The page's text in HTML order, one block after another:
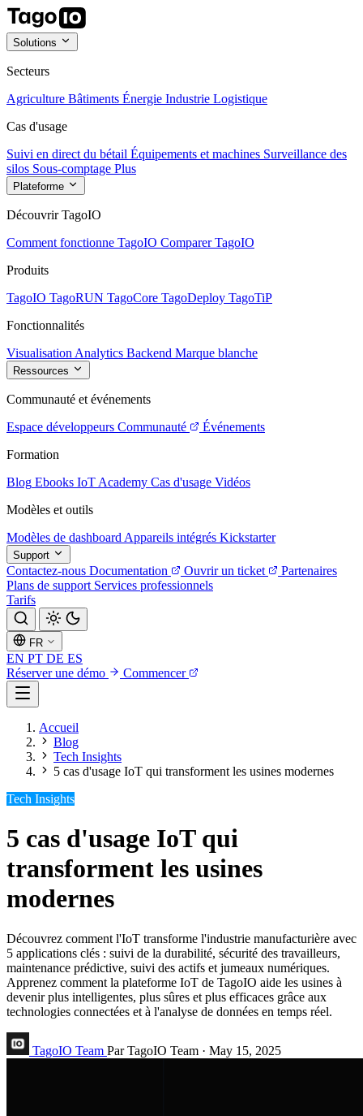
Solutions
Secteurs
Agriculture Bâtiments Énergie Industrie Logistique
Cas d'usage
Suivi en direct du bétail Équipements et machines Surveillance des
silos Sous-comptage Plus
Plateforme
Découvrir TagoIO
Comment fonctionne TagoIO Comparer TagoIO
Produits
TagoIO TagoRUN TagoCore TagoDeploy TagoTiP
Fonctionnalités
Visualisation Analytics Backend Marque blanche
Ressources
Communauté et événements
Espace développeurs Communauté
Événements
Formation
Blog Ebooks IoT Academy Cas d'usage Vidéos
Modèles et outils
Modèles de dashboard Appareils intégrés Kickstarter
Support
Contactez-nous Documentation Ouvrir un ticket
Partenaires
Plans de support Services professionnels
Tarifs
FR
EN PT DE ES
Réserver une démo
Commencer
Accueil
Blog
Tech Insights
5 cas d'usage IoT qui transforment les usines modernes
Tech Insights
5 cas d'usage IoT qui
transforment les usines
modernes
Découvrez comment l'IoT transforme l'industrie manufacturière avec
5 applications clés : suivi de la durabilité, sécurité des travailleurs,
maintenance prédictive, suivi des actifs et jumeaux numériques.
Apprenez comment la plateforme IoT de TagoIO aide les usines à
devenir plus intelligentes, plus sûres et plus efficaces grâce aux
technologies connectées et à l'analyse de données en temps réel.
TagoIO Team Par TagoIO Team · May 15, 2025